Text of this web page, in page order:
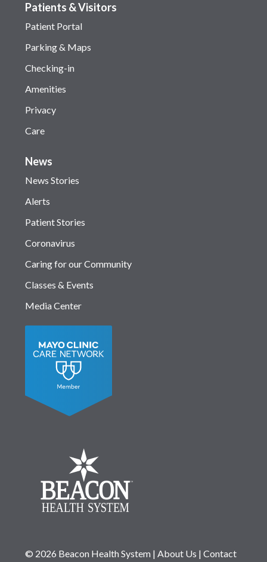
Patients & Visitors
Patient Portal
Parking & Maps
Checking-in
Amenities
Privacy
Care
News
News Stories
Alerts
Patient Stories
Coronavirus
Caring for our Community
Classes & Events
Media Center
© 2026 Beacon Health System| About Us | Contact